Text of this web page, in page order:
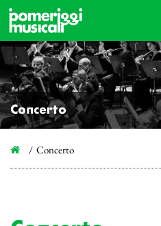
Concerto
Concerto